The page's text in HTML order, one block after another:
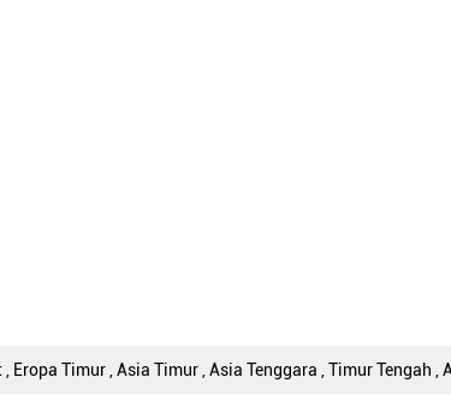
Eropa Timur , Asia Timur , Asia Tenggara , Timur Tengah ,